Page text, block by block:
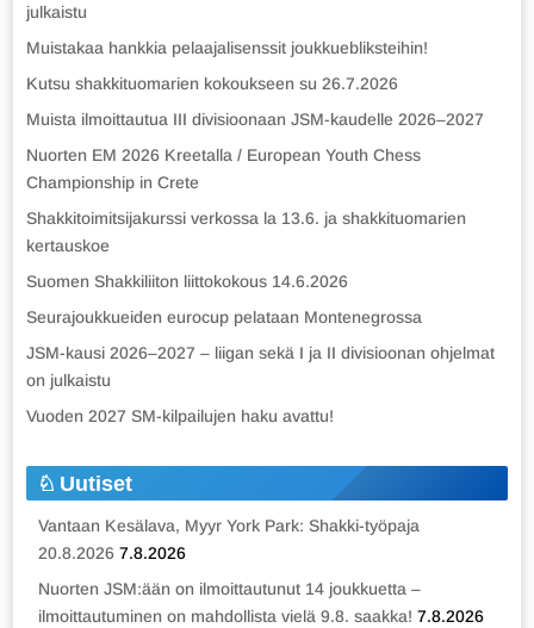
julkaistu
Muistakaa hankkia pelaajalisenssit joukkuebliksteihin!
Kutsu shakkituomarien kokoukseen su 26.7.2026
Muista ilmoittautua III divisioonaan JSM-kaudelle 2026–2027
Nuorten EM 2026 Kreetalla / European Youth Chess
Championship in Crete
Shakkitoimitsijakurssi verkossa la 13.6. ja shakkituomarien
kertauskoe
Suomen Shakkiliiton liittokokous 14.6.2026
Seurajoukkueiden eurocup pelataan Montenegrossa
JSM-kausi 2026–2027 – liigan sekä I ja II divisioonan ohjelmat
on julkaistu
Vuoden 2027 SM-kilpailujen haku avattu!
Uutiset
Vantaan Kesälava, Myyr York Park: Shakki-työpaja
20.8.2026 7.8.2026
Nuorten JSM:ään on ilmoittautunut 14 joukkuetta –
ilmoittautuminen on mahdollista vielä 9.8. saakka! 7.8.2026